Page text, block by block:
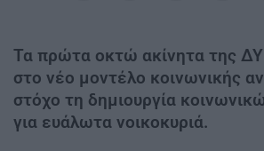
Τα πρώτα οκτώ ακίνητα της
στο νέο μοντέλο κοινωνικής
στόχο τη δημιουργία
για ευάλωτα νοικοκυριά.